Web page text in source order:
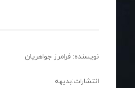
نویسنده: فرامرز جواهریان
انتشارات:بدیهه